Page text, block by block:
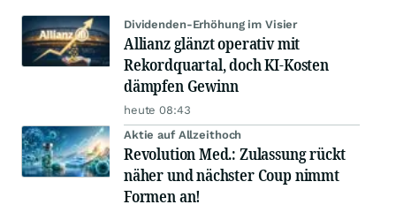
Dividenden-Erhöhung im Visier
Allianz glänzt operativ mit
Rekordquartal, doch KI-Kosten
dämpfen Gewinn
heute 08:43
Aktie auf Allzeithoch
Revolution Med.: Zulassung rückt
näher und nächster Coup nimmt
Formen an!